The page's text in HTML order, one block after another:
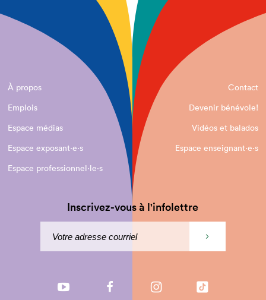
À propos
Contact
Emplois
Devenir bénévole!
Espace médias
Vidéos et balados
Espace exposant·e⋅s
Espace enseignant·e⋅s
Espace professionnel·le⋅s
Inscrivez-vous à l'infolettre